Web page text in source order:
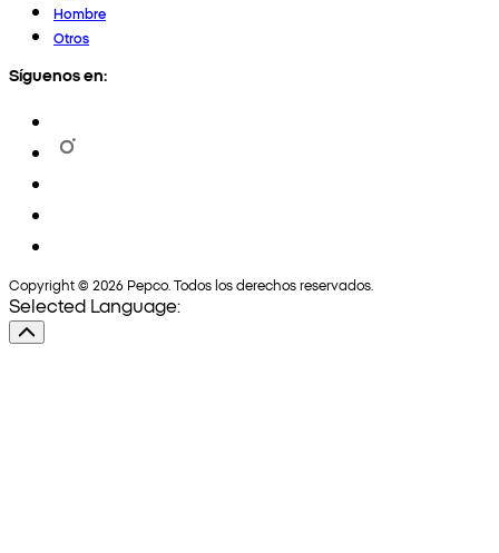
Hombre
Otros
Síguenos en:
Copyright © 2026 Pepco. Todos los derechos reservados.
Selected Language: